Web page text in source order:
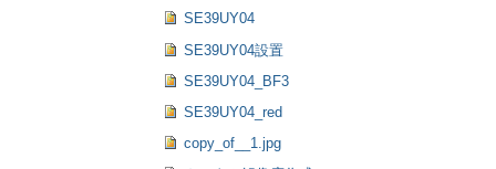
SE39UY04
SE39UY04設置
SE39UY04_BF3
SE39UY04_red
copy_of__1.jpg